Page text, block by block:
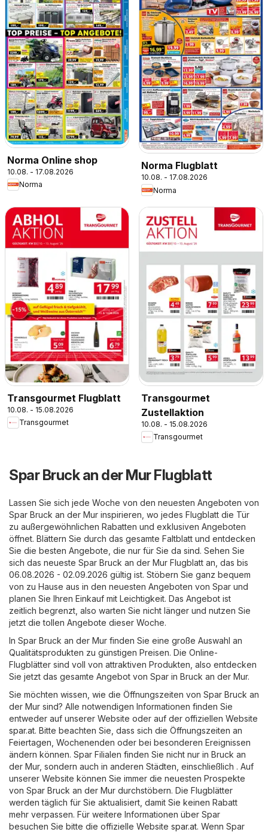
Norma Online shop
10.08. - 17.08.2026
Norma
Norma Flugblatt
10.08. - 17.08.2026
Norma
Transgourmet Flugblatt
10.08. - 15.08.2026
Transgourmet
Transgourmet
Zustellaktion
10.08. - 15.08.2026
Transgourmet
Spar Bruck an der Mur Flugblatt
Lassen Sie sich jede Woche von den neuesten Angeboten von
Spar Bruck an der Mur inspirieren, wo jedes Flugblatt die Tür
zu außergewöhnlichen Rabatten und exklusiven Angeboten
öffnet. Blättern Sie durch das gesamte Faltblatt und entdecken
Sie die besten Angebote, die nur für Sie da sind. Sehen Sie
sich das neueste Spar Bruck an der Mur Flugblatt an, das bis
06.08.2026 - 02.09.2026 gültig ist. Stöbern Sie ganz bequem
von zu Hause aus in den neuesten Angeboten von Spar und
planen Sie Ihren Einkauf mit Leichtigkeit. Das Angebot ist
zeitlich begrenzt, also warten Sie nicht länger und nutzen Sie
jetzt die tollen Angebote dieser Woche.
In Spar Bruck an der Mur finden Sie eine große Auswahl an
Qualitätsprodukten zu günstigen Preisen. Die Online-
Flugblätter sind voll von attraktiven Produkten, also entdecken
Sie jetzt das gesamte Angebot von Spar in Bruck an der Mur.
Sie möchten wissen, wie die Öffnungszeiten von Spar Bruck an
der Mur sind? Alle notwendigen Informationen finden Sie
entweder auf unserer Website oder auf der offiziellen Website
spar.at. Bitte beachten Sie, dass sich die Öffnungszeiten an
Feiertagen, Wochenenden oder bei besonderen Ereignissen
ändern können. Spar Filialen finden Sie nicht nur in Bruck an
der Mur, sondern auch in anderen Städten, einschließlich . Auf
unserer Website können Sie immer die neuesten Prospekte
von Spar Bruck an der Mur durchstöbern. Die Flugblätter
werden täglich für Sie aktualisiert, damit Sie keinen Rabatt
mehr verpassen. Für weitere Informationen über Spar
besuchen Sie bitte die offizielle Website spar.at. Wenn Spar